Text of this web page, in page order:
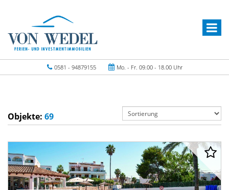
0581 - 94879155 Mo. - Fr. 09.00 - 18.00 Uhr
Objekte: 69